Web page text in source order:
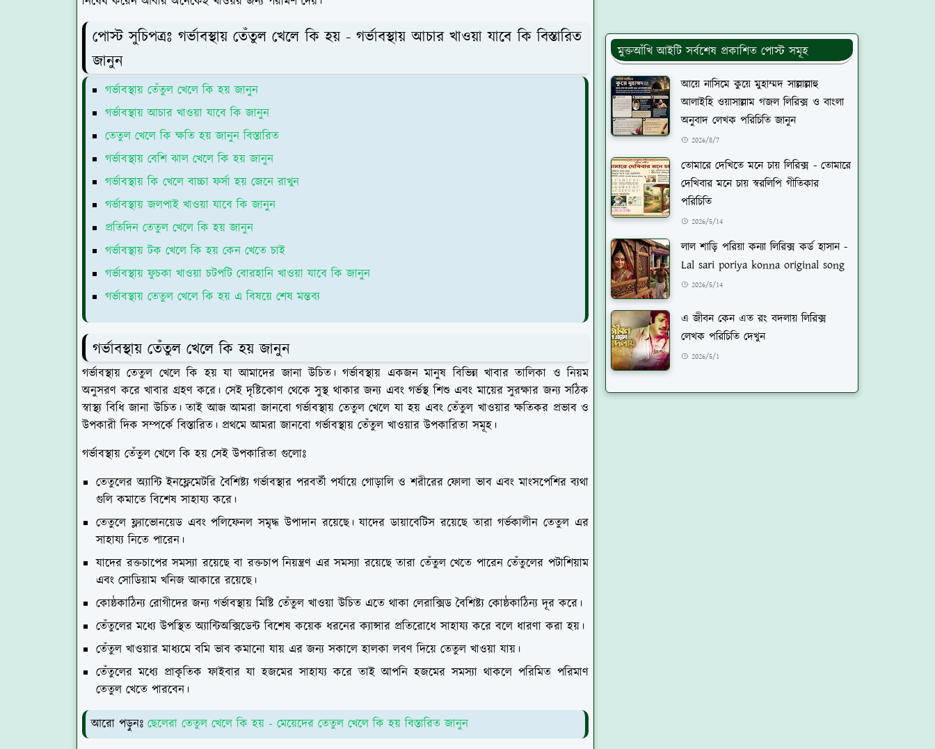
পোস্ট সুচিপত্রঃ গর্ভাবস্থায় তেঁতুল খেলে কি হয় - গর্ভাবস্থায় আচার খাওয়া যাবে কি বিস্তারিত
জানুন
গর্ভাবস্থায় তেঁতুল খেলে কি হয় জানুন
গর্ভাবস্থায় আচার খাওয়া যাবে কি জানুন
তেতুল খেলে কি ক্ষতি হয় জানুন বিস্তারিত
গর্ভাবস্থায় বেশি ঝাল খেলে কি হয় জানুন
গর্ভাবস্থায় কি খেলে বাচ্চা ফর্সা হয় জেনে রাখুন
গর্ভাবস্থায় জলপাই খাওয়া যাবে কি জানুন
প্রতিদিন তেতুল খেলে কি হয় জানুন
গর্ভাবস্থায় টক খেলে কি হয় কেন খেতে চাই
গর্ভাবস্থায় ফুচকা খাওয়া চটপটি বোরহানি খাওয়া যাবে কি জানুন
গর্ভাবস্থায় তেতুল খেলে কি হয় এ বিষয়ে শেষ মন্তব্য
গর্ভাবস্থায় তেঁতুল খেলে কি হয় জানুন
গর্ভাবস্থায় তেতুল খেলে কি হয় যা আমাদের জানা উচিত। গর্ভাবস্থায় একজন মানুষ বিভিন্ন খাবার তালিকা ও নিয়ম
অনুসরণ করে খাবার গ্রহণ করে। সেই দৃষ্টিকোণ থেকে সুস্থ থাকার জন্য এবং গর্ভস্থ শিশু এবং মায়ের সুরক্ষার জন্য সঠিক
স্বাস্থ্য বিধি জানা উচিত। তাই আজ আমরা জানবো গর্ভাবস্থায় তেতুল খেলে যা হয় এবং তেঁতুল খাওয়ার ক্ষতিকর প্রভাব ও
উপকারী দিক সম্পর্কে বিস্তারিত। প্রথমে আমরা জানবো গর্ভাবস্থায় তেঁতুল খাওয়ার উপকারিতা সমূহ।
গর্ভাবস্থায় তেঁতুল খেলে কি হয় সেই উপকারিতা গুলোঃ
তেতুলের অ্যান্টি ইনফ্লেমেটরি বৈশিষ্ট্য গর্ভাবস্থার পরবর্তী পর্যায়ে গোড়ালি ও শরীরের ফোলা ভাব এবং মাংসপেশির ব্যথা
গুলি কমাতে বিশেষ সাহায্য করে।
তেতুলে ফ্ল্যাভোনয়েড এবং পলিফেনল সমৃদ্ধ উপাদান রয়েছে। যাদের ডায়াবেটিস রয়েছে তারা গর্ভকালীন তেতুল এর
সাহায্য নিতে পারেন।
যাদের রক্তচাপের সমস্যা রয়েছে বা রক্তচাপ নিয়ন্ত্রণ এর সমস্যা রয়েছে তারা তেঁতুল খেতে পারেন তেঁতুলের পটাশিয়াম
এবং সোডিয়াম খনিজ আকারে রয়েছে।
কোষ্ঠকাঠিন্য রোগীদের জন্য গর্ভাবস্থায় মিষ্টি তেঁতুল খাওয়া উচিত এতে থাকা লেরাক্সিড বৈশিষ্ট্য কোষ্ঠকাঠিন্য দূর করে।
তেঁতুলের মধ্যে উপস্থিত অ্যান্টিঅক্সিডেন্ট বিশেষ কয়েক ধরনের ক্যান্সার প্রতিরোধে সাহায্য করে বলে ধারণা করা হয়।
তেঁতুল খাওয়ার মাধ্যমে বমি ভাব কমানো যায় এর জন্য সকালে হালকা লবণ দিয়ে তেতুল খাওয়া যায়।
তেঁতুলের মধ্যে প্রাকৃতিক ফাইবার যা হজমের সাহায্য করে তাই আপনি হজমের সমস্যা থাকলে পরিমিত পরিমাণ
তেতুল খেতে পারবেন।
আরো পড়ুনঃ ছেলেরা তেতুল খেলে কি হয় - মেয়েদের তেতুল খেলে কি হয় বিস্তারিত জানুন
মুক্তআঁখি আইটি সর্বশেষ প্রকাশিত পোস্ট সমূহ
আয়ে নাসিমে কুয়ে মুহাম্মদ সাল্লাল্লাহু
আলাইহি ওয়াসাল্লাম গজল লিরিক্স ও বাংলা
অনুবাদ লেখক পরিচিতি জানুন
2026/8/7
তোমারে দেখিতে মনে চায় লিরিক্স - তোমারে
দেখিবার মনে চায় স্বরলিপি গীতিকার
পরিচিতি
2026/5/14
লাল শাড়ি পরিয়া কন্যা লিরিক্স কর্ড হাসান -
Lal sari poriya konna original song
2026/5/14
এ জীবন কেন এত রং বদলায় লিরিক্স
লেখক পরিচিতি দেখুন
2026/5/1